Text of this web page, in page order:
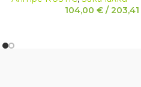
104,00 € /203,41